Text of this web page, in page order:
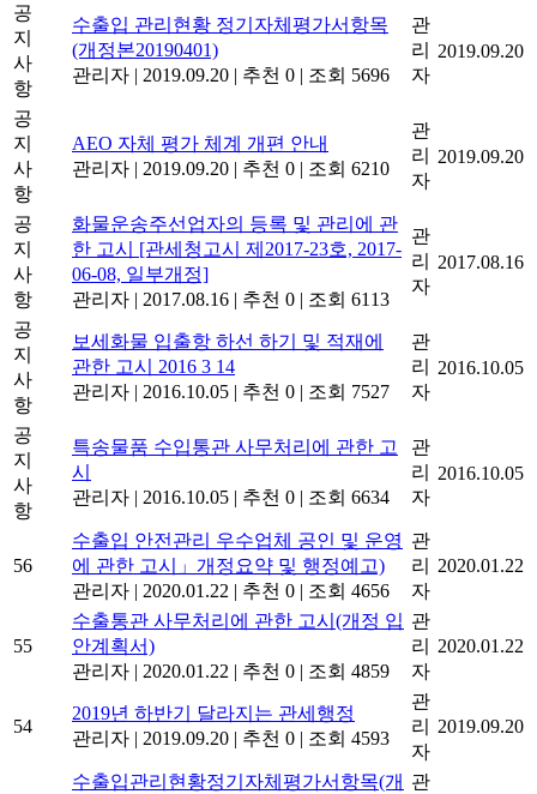
공
지
사
항
수출입 관리현황 정기자체평가서항목
(개정본20190401)
관리자 | 2019.09.20 | 추천 0 | 조회 5696
관
리
자
2019.09.20
공
지
사
항
AEO 자체 평가 체계 개편 안내
관리자 | 2019.09.20 | 추천 0 | 조회 6210
관
리
자
2019.09.20
공
지
사
항
화물운송주선업자의 등록 및 관리에 관
한 고시 [관세청고시 제2017-23호, 2017-
06-08, 일부개정]
관리자 | 2017.08.16 | 추천 0 | 조회 6113
관
리
자
2017.08.16
공
지
사
항
보세화물 입출항 하선 하기 및 적재에
관한 고시 2016 3 14
관리자 | 2016.10.05 | 추천 0 | 조회 7527
관
리
자
2016.10.05
공
지
사
항
특송물품 수입통관 사무처리에 관한 고
시
관리자 | 2016.10.05 | 추천 0 | 조회 6634
관
리
자
2016.10.05
56
수출입 안전관리 우수업체 공인 및 운영
에 관한 고시」개정요약 및 행정예고)
관리자 | 2020.01.22 | 추천 0 | 조회 4656
관
리
자
2020.01.22
55
수출통관 사무처리에 관한 고시(개정 입
안계획서)
관리자 | 2020.01.22 | 추천 0 | 조회 4859
관
리
자
2020.01.22
54
2019년 하반기 달라지는 관세행정
관리자 | 2019.09.20 | 추천 0 | 조회 4593
관
리
자
2019.09.20
수출입관리현황정기자체평가서항목(개 관